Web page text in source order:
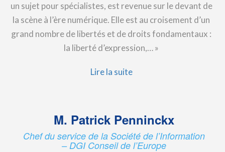
un sujet pour spécialistes, est revenue sur le devant de
la scène à l’ère numérique. Elle est au croisement d’un
grand nombre de libertés et de droits fondamentaux :
la liberté d’expression,… »
Lire la suite
M. Patrick Penninckx
Chef du service de la Société de l’Information
– DGI Conseil de l’Europe